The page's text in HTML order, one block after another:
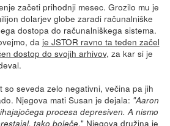
začeti prihodnji mesec. Grozilo mu je
dolarjev globe zaradi računalniške
dostopa do računalniškega sistema.
da je JSTOR ravno ta teden začel
dostop do svojih arhivov, za kar si je
so seveda zelo negativni, večina pa jih
Njegova mati Susan je dejala: "Aaron
procesa depresiven. A nismo
tako boleče." Njegova družina je